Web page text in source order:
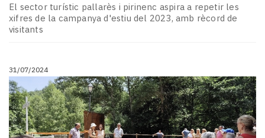
El sector turístic pallarès i pirinenc aspira a repetir les
xifres de la campanya d'estiu del 2023, amb rècord de
visitants
31/07/2024